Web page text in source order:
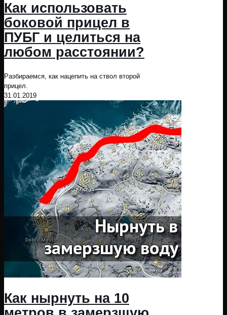
Как использовать
боковой прицел в
ПУБГ и целиться на
любом расстоянии?
Разбираемся, как нацепить на ствол второй
прицел.
31.01.2019
Как нырнуть на 10